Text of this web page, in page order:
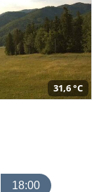
31,6 °C
18:00